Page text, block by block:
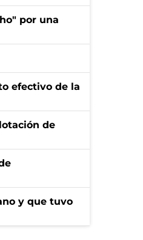
por una
efectivo de la
de
y que tuvo